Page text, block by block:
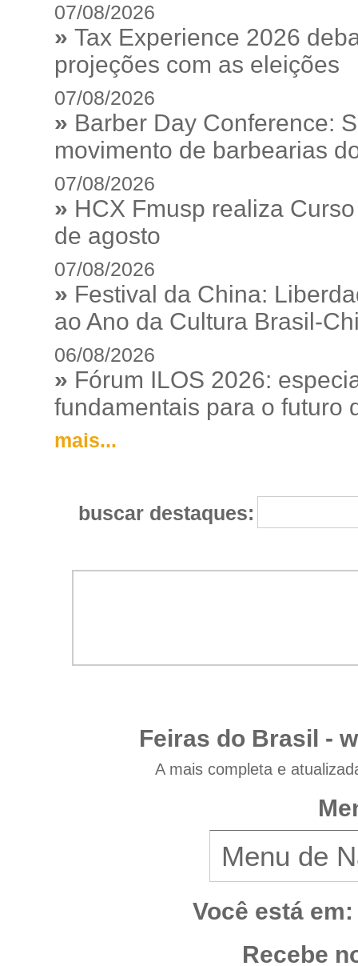
07/08/2026
» Tax Experience 2026
projeções com as eleições
07/08/2026
» Barber Day Conference:
movimento de barbearias
07/08/2026
» HCX Fmusp realiza
de agosto
07/08/2026
» Festival da China:
ao Ano da Cultura Brasil-
06/08/2026
» Fórum ILOS 2026:
fundamentais para o futuro
mais...
buscar destaques:
Feiras do Brasil -
A mais completa e
Você está em:
Recebe